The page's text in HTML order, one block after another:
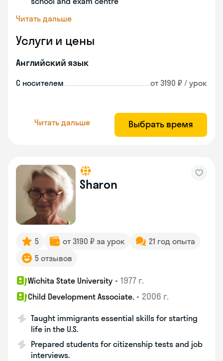
Читать дальше
Услуги и цены
Английский язык
С носителем от 3190 ₽ / урок
Читать дальше Выбрать время
Sharon
5 от 3190 ₽ за урок
21 год опыта
5 отзывов
Wichita State University • 1977 г.
Child Development Associate. • 2006 г.
Taught immigrants essential skills for starting
life in the U.S.
Prepared students for citizenship tests and job
interviews.